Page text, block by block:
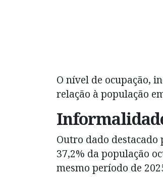
O nível de ocupação,
relação à população
Outro dado
37,2% da população
mesmo período de